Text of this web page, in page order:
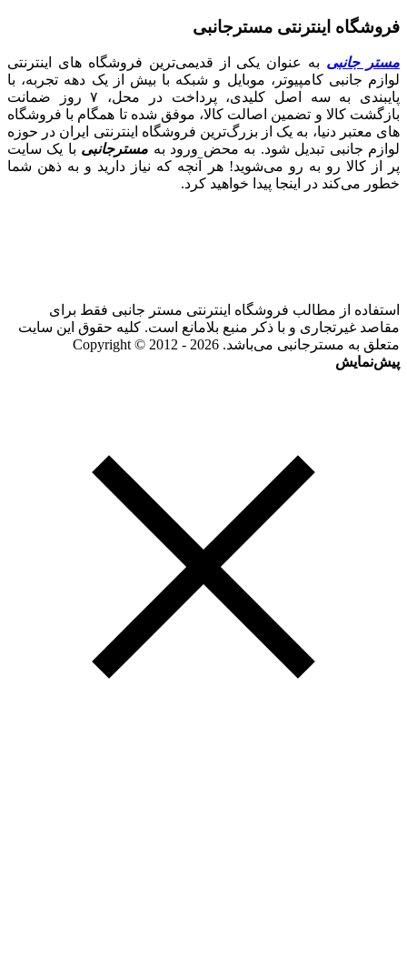
فروشگاه اینترنتی مسترجانبی
مستر جانبی به عنوان یکی از قدیمی‌ترین فروشگاه های اینترنتی
لوازم جانبی کامپیوتر، موبایل و شبکه با بیش از یک دهه تجربه، با
پایبندی به سه اصل کلیدی، پرداخت در محل، ۷ روز ضمانت
بازگشت کالا و تضمین اصالت کالا، موفق شده تا همگام با فروشگاه‌
های معتبر دنیا، به یک از بزرگ‌ترین فروشگاه اینترنتی ایران در حوزه
لوازم جانبی تبدیل شود. به محض ورود به مسترجانبی با یک سایت
پر از کالا رو به رو می‌شوید! هر آنچه که نیاز دارید و به ذهن شما
خطور می‌کند در اینجا پیدا خواهید کرد.
استفاده از مطالب فروشگاه اینترنتی مستر جانبی فقط برای
مقاصد غیرتجاری و با ذکر منبع بلامانع است. کلیه حقوق این سایت
متعلق به مسترجانبی می‌باشد. Copyright © 2012 - 2026
پیش‌نمایش